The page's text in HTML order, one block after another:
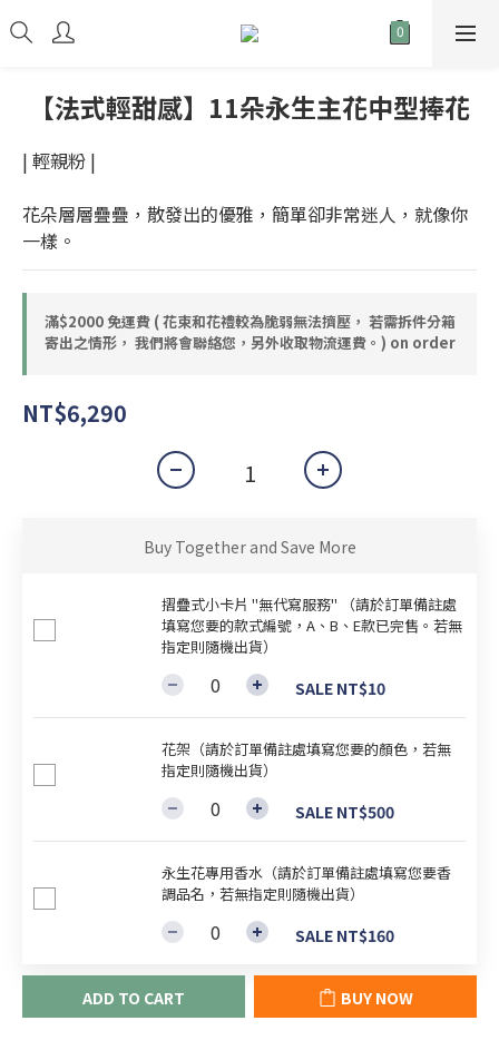
【法式輕甜感】11朵永生主花中型捧花
| 輕親粉 |
花朵層層疊疊，散發出的優雅，簡單卻非常迷人，就像你
一樣。
滿$2000 免運費 ( 花束和花禮較為脆弱無法擠壓， 若需拆件分箱
寄出之情形， 我們將會聯絡您，另外收取物流運費。) on order
NT$6,290
Buy Together and Save More
摺疊式小卡片 "無代寫服務" （請於訂單備註處
填寫您要的款式編號，A、B、E款已完售。若無
指定則隨機出貨）
SALE NT$10
花架（請於訂單備註處填寫您要的顏色，若無
指定則隨機出貨）
SALE NT$500
永生花專用香水（請於訂單備註處填寫您要香
調品名，若無指定則隨機出貨）
SALE NT$160
ADD TO CART BUY NOW